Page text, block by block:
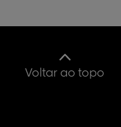
Voltar ao topo